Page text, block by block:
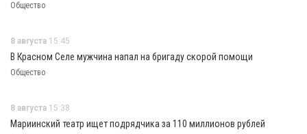
Общество
8 августа 15:45
В Красном Селе мужчина напал на бригаду скорой помощи
Общество
8 августа 15:38
Мариинский театр ищет подрядчика за 110 миллионов рублей